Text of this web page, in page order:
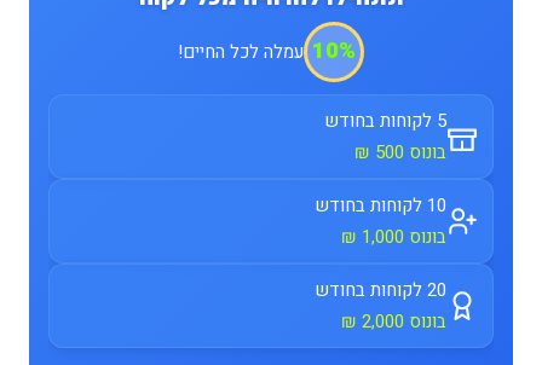
10% עמלה לכל החיים!
5 לקוחות בחודש
בונוס 500 ₪
10 לקוחות בחודש
בונוס 1,000 ₪
20 לקוחות בחודש
בונוס 2,000 ₪